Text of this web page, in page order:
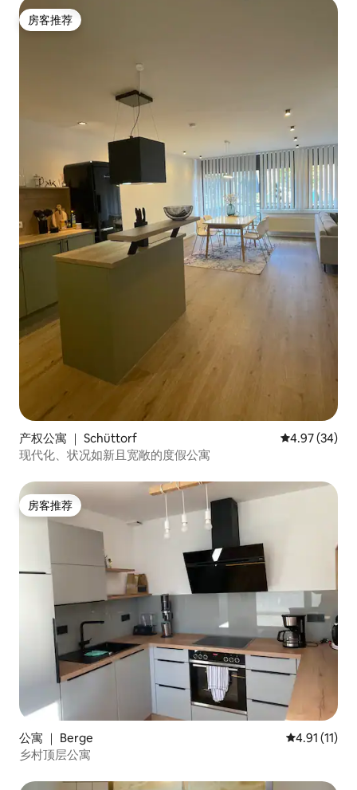
房客推荐
房客推荐
产权公寓 ｜ Schüttorf 平均评分
4.97 (34)
现代化、状况如新且宽敞的度假公寓
房客推荐
房客推荐
公寓 ｜ Berge 平均评分
4.91 (11)
乡村顶层公寓